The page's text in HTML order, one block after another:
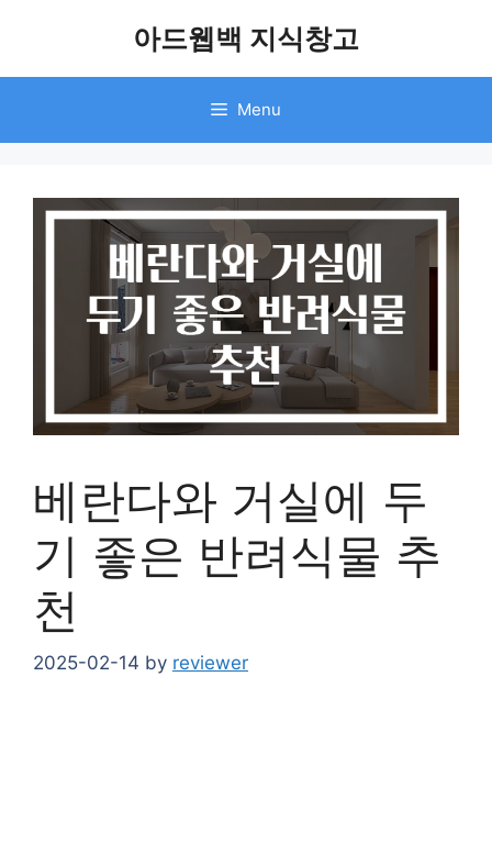
아드웹백 지식창고
Menu
베란다와 거실에 두
기 좋은 반려식물 추
천
2025-02-14 by reviewer